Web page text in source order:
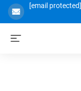
[email protected]